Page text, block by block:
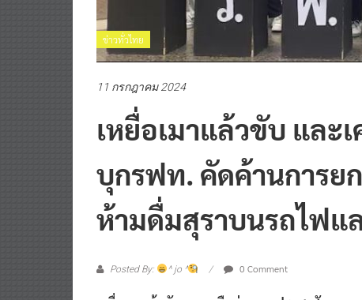
ข่าวทั่วไทย
เหยื่อเมาแล้วขับ และ
บุกรฟท. คัดค้านการย
ห้ามดื่มสุราบนรถไฟแ
เหยื่อเมาแล้วขับ และเครือข่ายภาคประชาสังคม